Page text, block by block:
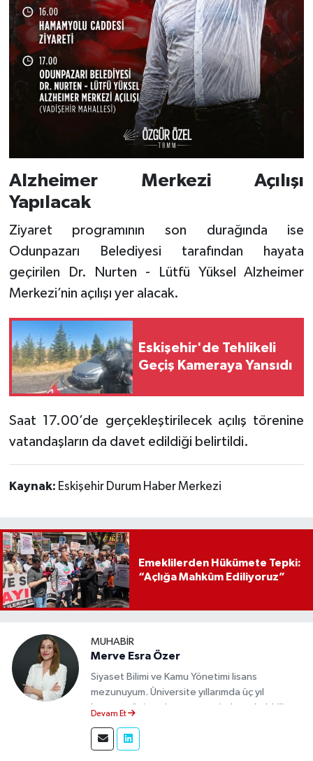
Alzheimer Merkezi Açılışı
Yapılacak
Ziyaret programının son durağında ise
Odunpazarı Belediyesi tarafından hayata
geçirilen Dr. Nurten - Lütfü Yüksel Alzheimer
Merkezi’nin açılışı yer alacak.
Eskişehir'de Tehlikeli
Geçiş Kameraya Yansıdı
Saat 17.00’de gerçekleştirilecek açılış törenine
vatandaşların da davet edildiği belirtildi.
Kaynak: Eskişehir Durum Haber Merkezi
Emeklilerden Hükümete Tepki:
“Açlığa Mahkûm Ediliyoruz”
MUHABIR
Merve Esra Özer
Siyaset Bilimi ve Kamu Yönetimi lisans
mezunuyum. Üniversite yıllarımda üç yıl
boyunca üniversite gazetesinde muhabirlik
Haber'de sahadan doğru ve tarafsız bilgi
aktarımı sağlamaktayım.
Devam Et